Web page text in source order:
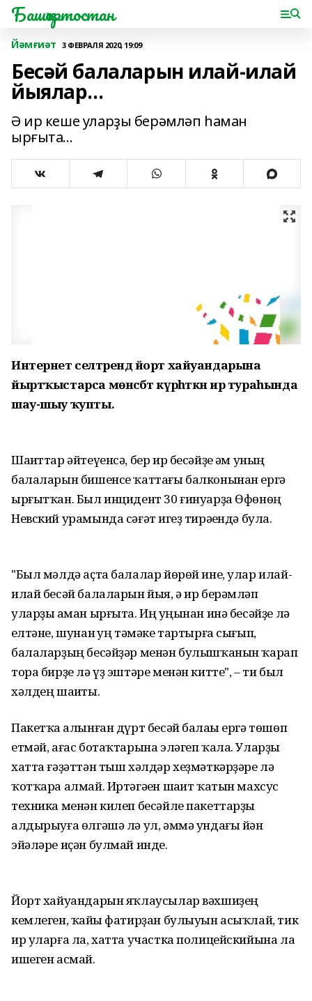
Башҡортостан
Йәмғиәт 3 ФЕВРАЛЯ 2020, 19:09
Бесәй балаларын илай-илай
йыялар...
Ә ир кеше уларҙы берәмләп һаман
ырғыта...
Интернет селтәрендә йорт хайуандарына
йыртҡыстарса мөнәсәбәт күрһәткән ир тураһында
шау-шыу ҡупты.
Шаһиттар әйтеүенсә, бер ир бесәйҙе һәм уның
балаларын бишенсе ҡаттағы балконынан ергә
ырғытҡан. Был инцидент 30 ғинуарҙа Өфөнөң
Невский урамында сәғәт һигеҙ тирәһендә була.
"Был мәлдә аҫта балалар йөрөй ине, улар илай-
илай бесәй балаларын йыя, ә ир берәмләп
уларҙы һаман ырғыта. Иң һуңынан инә бесәйҙе лә
һелтәне, шунан һуң тәмәке тартырға сығып,
балаларҙың бесәйҙәр менән булышҡанын ҡарап
тора бирҙе лә үҙ эштәре менән китте", – ти был
хәлдең шаһиты.
Пакетҡа һалынған дүрт бесәй балаһы ергә төшөп
етмәй, ағас ботаҡтарына эләгеп ҡала. Уларҙы
хатта ғәҙәттән тыш хәлдәр хеҙмәткәрҙәре лә
ҡотҡара алмай. Иртәгәһен шаһит ҡатын махсус
техника менән килеп бесәйле пакеттарҙы
алдырыуға өлгәшә лә ул, әммә ундағы йән
эйәләре иҫән булмай инде.
Йорт хайуандарын яҡлаусылар вәхшиҙең
кемлеген, ҡайһы фатирҙан булыуын асыҡлай, тик
ир уларға ла, хатта участка полицейскийына ла
ишеген асмай.